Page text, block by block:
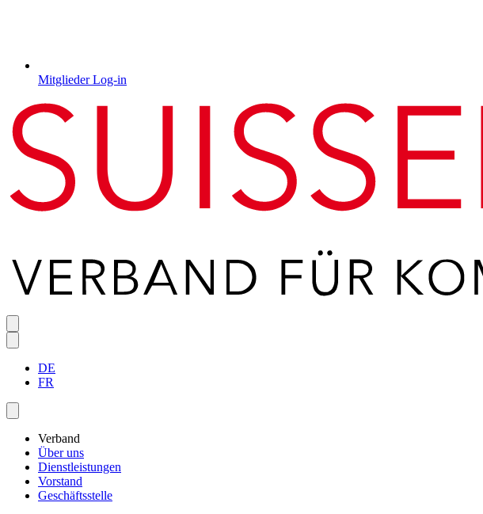
Mitglieder Log-in
DE
FR
Verband
Über uns
Dienstleistungen
Vorstand
Geschäftsstelle